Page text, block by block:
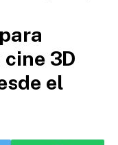
3D
el